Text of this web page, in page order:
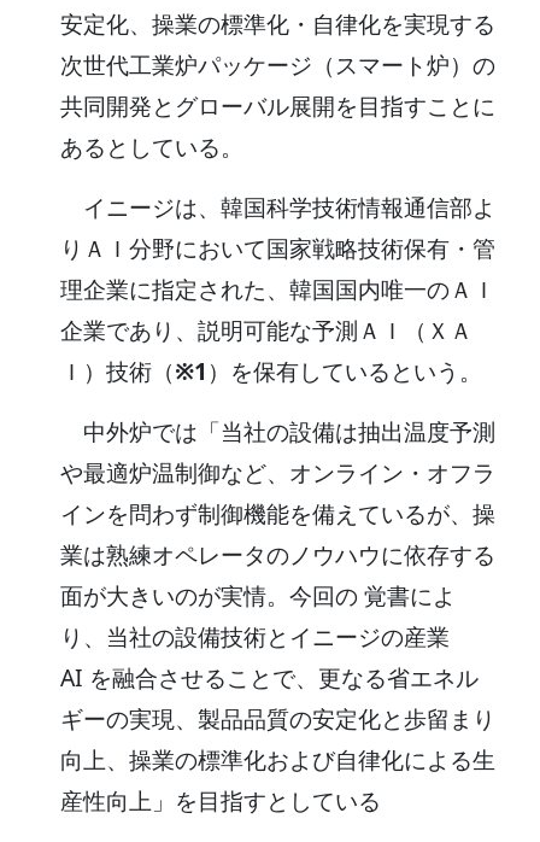
安定化、操業の標準化・自律化を実現する
次世代工業炉パッケージ（スマート炉）の
共同開発とグローバル展開を目指すことに
あるとしている。
イニージは、韓国科学技術情報通信部よ
りＡＩ分野において国家戦略技術保有・管
理企業に指定された、韓国国内唯一のＡＩ
企業であり、説明可能な予測ＡＩ（ＸＡ
Ｉ）技術（※1 ）を保有しているという。
中外炉では「当社の設備は抽出温度予測
や最適炉温制御など、オンライン・オフラ
インを問わず制御機能を備えているが、操
業は熟練オペレータのノウハウに依存する
面が大きいのが実情。今回の 覚書によ
り、当社の設備技術とイニージの産業
AI を融合させることで、更なる省エネル
ギーの実現、製品品質の安定化と歩留まり
向上、操業の標準化および自律化による生
産性向上」を目指すとしている